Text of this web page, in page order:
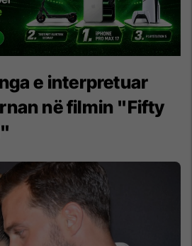
e interpretuar
në filmin "Fifty